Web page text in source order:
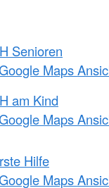
Senioren
Maps
am Kind
Maps
Hilfe
Maps